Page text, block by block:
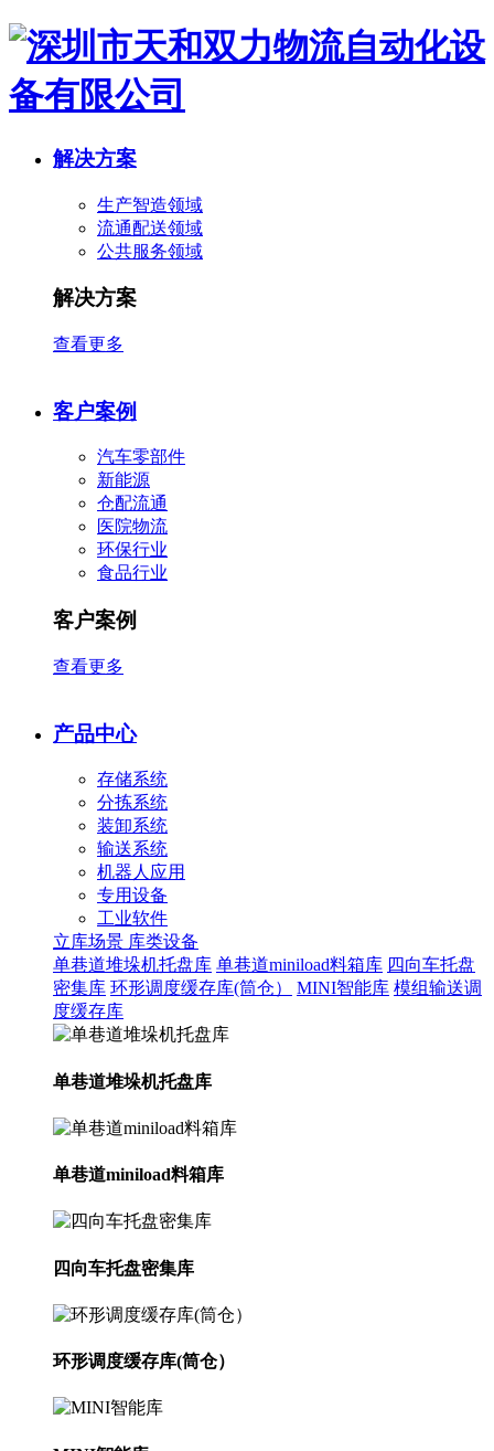
解决方案
生产智造领域
流通配送领域
公共服务领域
解决方案
查看更多
客户案例
汽车零部件
新能源
仓配流通
医院物流
环保行业
食品行业
客户案例
查看更多
产品中心
存储系统
分拣系统
装卸系统
输送系统
机器人应用
专用设备
工业软件
立库场景 库类设备
单巷道堆垛机托盘库 单巷道miniload料箱库 四向车托盘
密集库 环形调度缓存库(筒仓） MINI智能库 模组输送调
度缓存库
单巷道堆垛机托盘库
单巷道miniload料箱库
四向车托盘密集库
环形调度缓存库(筒仓）